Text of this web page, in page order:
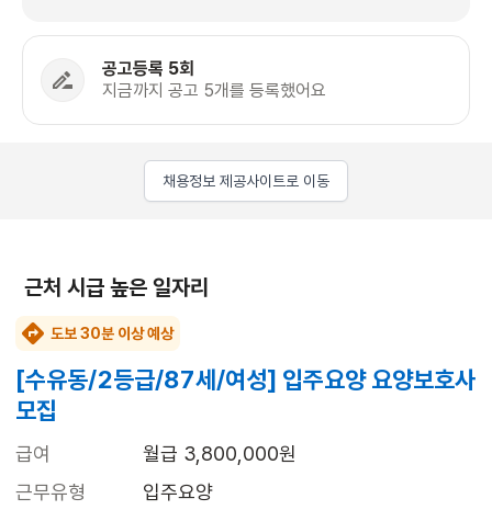
공고등록 5회
지금까지 공고 5개를 등록했어요
채용정보 제공사이트로 이동
근처 시급 높은 일자리
도보 30분 이상 예상
[수유동/2등급/87세/여성] 입주요양 요양보호사
모집
급여
월급 3,800,000원
근무유형
입주요양